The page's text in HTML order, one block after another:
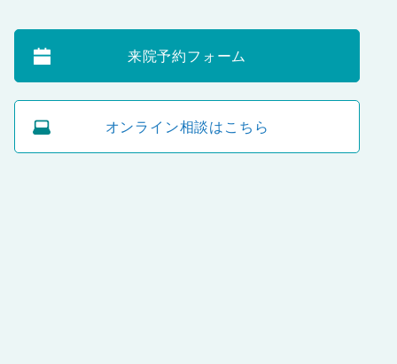
来院予約フォーム
オンライン相談はこちら